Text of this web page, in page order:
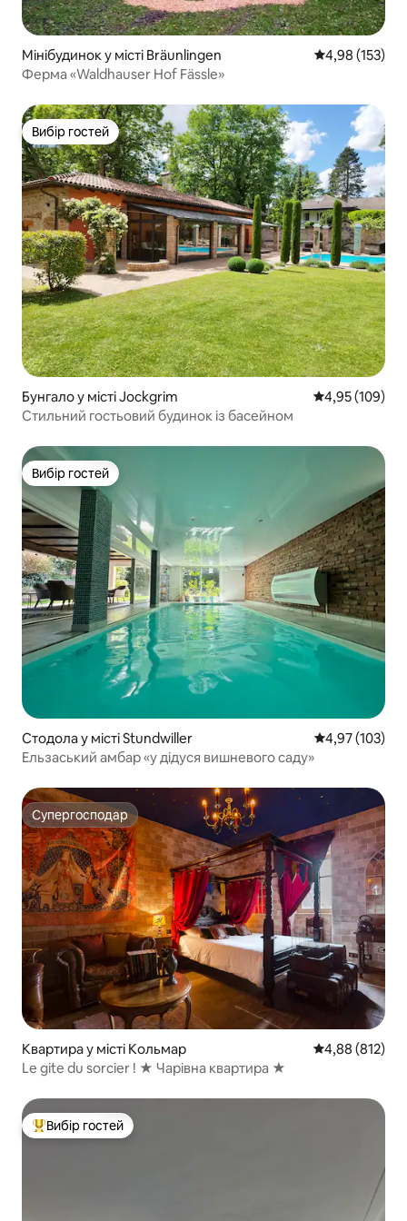
Мінібудинок у місті Bräunlingen Середня
4,98 (153)
Ферма «Waldhauser Hof Fässle»
Вибір гостей
Вибір гостей
Бунгало у місті Jockgrim Середня
4,95 (109)
Стильний гостьовий будинок із басейном
Вибір гостей
Вибір гостей
Стодола у місті Stundwiller Середня
4,97 (103)
Ельзаський амбар «у дідуся вишневого саду»
Супергосподар
Супергосподар
Квартира у місті Кольмар Середня
4,88 (812)
Le gite du sorcier ! ★ Чарівна квартира ★
Топ вибір гостей
Вибір гостей